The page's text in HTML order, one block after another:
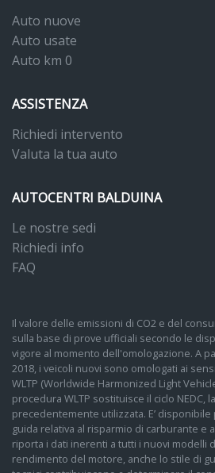
Auto nuove
Auto usate
Auto km 0
ASSISTENZA
Richiedi intervento
Valuta la tua auto
AUTOCENTRI BALDUINA
Le nostre sedi
Richiedi info
FAQ
Il valore delle emissioni di CO2 e del
sulla base di prove ufficiali secondo le
vigore al momento dell'omologazione. A
2018, i veicoli nuovi sono omologati ai
WLTP (Worldwide Harmonized Light
procedura WLTP sostituisce il ciclo NEDC,
precedentemente utilizzata. E’
guida relativa al risparmio di carburante e
riporta i dati inerenti a tutti i nuovi modelli
rendimento del motore, anche lo stile di